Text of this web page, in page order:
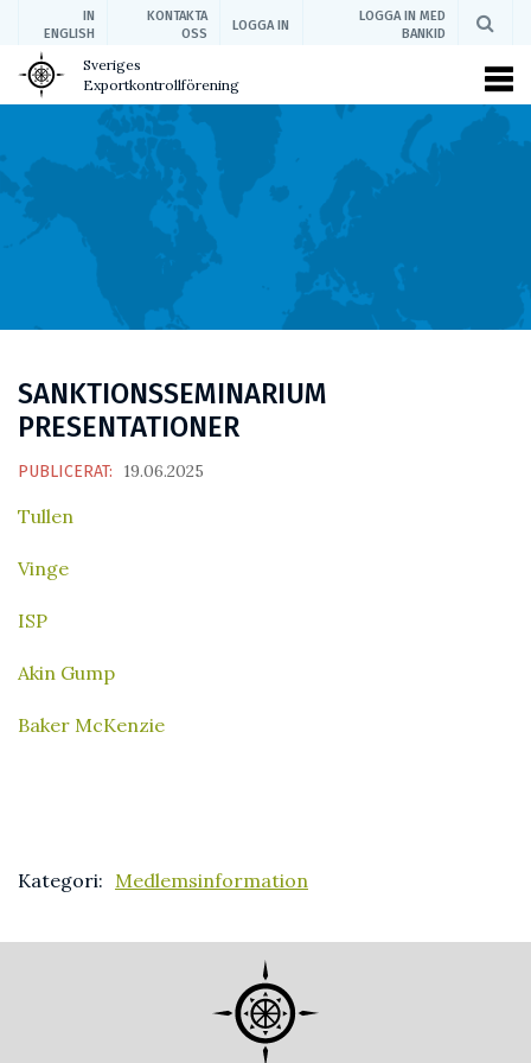
IN
ENGLISH
KONTAKTA
OSS
LOGGA IN
LOGGA IN MED
BANKID
Sveriges
Exportkontrollförening
SANKTIONSSEMINARIUM
PRESENTATIONER
PUBLICERAT: 19.06.2025
Tullen
Vinge
ISP
Akin Gump
Baker McKenzie
Kategori: Medlemsinformation